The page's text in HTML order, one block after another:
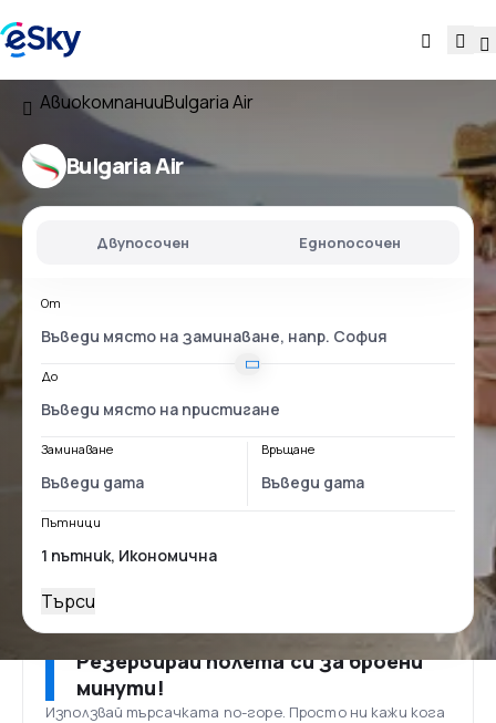
АвиокомпанииBulgaria Air
Bulgaria Air
Двупосочен Еднопосочен
От
До
Заминаване Връщане
Пътници
Търси
Резервирай полета си за броени
минути!
Използвай търсачката по-горе. Просто ни кажи кога